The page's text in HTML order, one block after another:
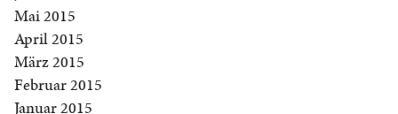
Mai 2015
April 2015
März 2015
Februar 2015
Januar 2015